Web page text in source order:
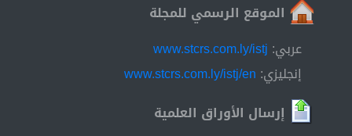
الموقع الرسمي للمجلة
عربي: www.stcrs.com.ly/istj
إنجليزي: www.stcrs.com.ly/istj/en
إرسال الأوراق العلمية